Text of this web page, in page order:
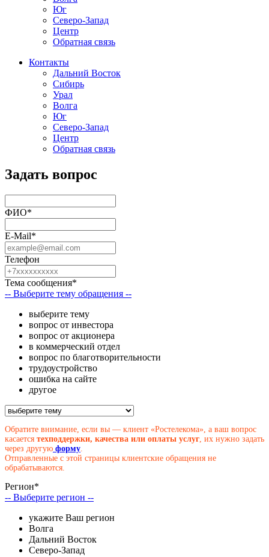
Юг
Северо-Запад
Центр
Обратная связь
Контакты
Дальний Восток
Сибирь
Урал
Волга
Юг
Северо-Запад
Центр
Обратная связь
Задать вопрос
ФИО*
E-Mail*
Телефон
Тема сообщения*
-- Выберите тему обращения --
выберите тему
вопрос от инвестора
вопрос от акционера
в коммерческий отдел
вопрос по благотворительности
трудоустройство
ошибка на сайте
другое
Обратите внимание, если вы — клиент «Ростелекома», а ваш вопрос
касается техподдержки, качества или оплаты услуг , их нужно задать
через другую форму
Отправленные с этой страницы клиентские обращения не
обрабатываются.
Регион*
-- Выберите регион --
укажите Ваш регион
Волга
Дальний Восток
Северо-Запад